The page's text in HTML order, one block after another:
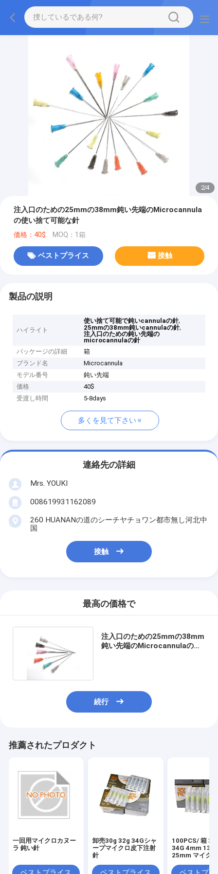
2/4
注入口のための25mmの38mm鈍い先端のMicrocannula
の使い捨て可能な針
価格：40$ MOQ：1箱
ベストプライス 接触
製品の説明
ハイライト
使い捨て可能で鈍いcannulaの針,
25mmの38mm鈍いcannulaの針,
注入口のための鈍い先端の
microcannulaの針
パッケージの詳細
箱
ブランド名
Microcannula
モデル番号
鈍い先端
価格
40$
受渡し時間
5-8days
多くを見て下さい
連絡先の詳細
Mrs. YOUKI
008619931162089
260 HUANANの道のシーチヤチョワン都市無し河北中
国
接触
最高の価格で
注入口のための25mmの38mm
鈍い先端のMicrocannulaの使
続行
推薦されたプロダクト
一回用マイクロカヌー
ラ 鈍い針
卸売30g 32g 34Gシャ
ープマイクロ皮下注射
針
100PCS/ 箱
34G 4mm
25mm マイク
ードル